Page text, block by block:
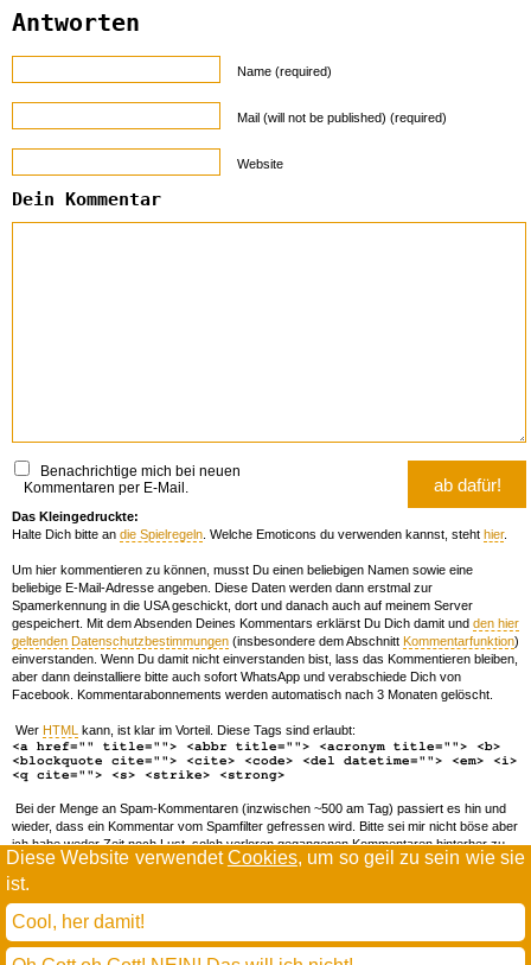
Diese Website verwendetCookies, um so geil zu sein wie sie
ist.
Cool, her damit!
Antworten
Name (required)
Mail (will not be published) (required)
Website
Dein Kommentar
Benachrichtige mich bei neuen
Kommentaren per E-Mail.
Das Kleingedruckte:
Halte Dich bitte an die Spielregeln . Welche Emoticons du verwenden kannst, steht hier.
Um hier kommentieren zu können, musst Du einen beliebigen Namen sowie eine
beliebige E-Mail-Adresse angeben. Diese Daten werden dann erstmal zur
Spamerkennung in die USA geschickt, dort und danach auch auf meinem Server
gespeichert. Mit dem Absenden Deines Kommentars erklärst Du Dich damit und den hier
geltenden Datenschutzbestimmungen (insbesondere dem Abschnitt Kommentarfunktion)
einverstanden. Wenn Du damit nicht einverstanden bist, lass das Kommentieren bleiben,
aber dann deinstalliere bitte auch sofort WhatsApp und verabschiede Dich von
Facebook. Kommentarabonnements werden automatisch nach 3 Monaten gelöscht.
Wer HTML kann, ist klar im Vorteil. Diese Tags sind erlaubt:
<a href="" title=""> <abbr title=""> <acronym title=""> <b>
<blockquote cite=""> <cite> <code> <del datetime=""> <em> <i>
<q cite=""> <s> <strike> <strong>
Bei der Menge an Spam-Kommentaren (inzwischen ~500 am Tag) passiert es hin und
wieder, dass ein Kommentar vom Spamfilter gefressen wird. Bitte sei mir nicht böse aber
ich habe weder Zeit noch Lust, solch verloren gegangenen Kommentaren hinterher zu
forschen. Wenn das öfters passiert, schreib' mir 'ne Mail damit ich dich whitelisten kann.
todamax rennt aufwordpress
(mit minimalen anpassungen in oberlängen und kerning)